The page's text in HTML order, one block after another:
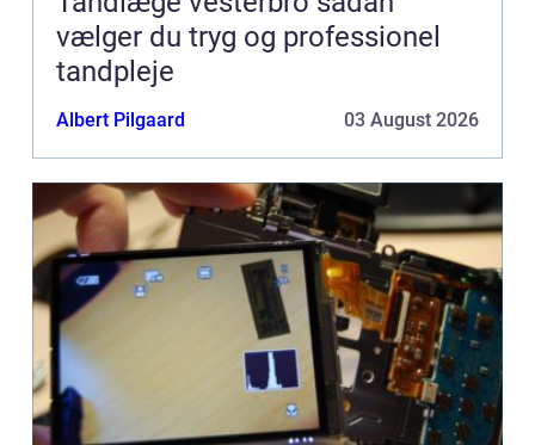
vælger du tryg og professionel
tandpleje
Albert Pilgaard 03 August 2026